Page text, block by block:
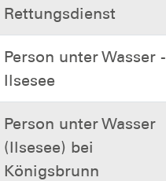
Rettungsdienst
Person unter Wasser -
Ilsesee
Person unter Wasser
(Ilsesee) bei
Königsbrunn